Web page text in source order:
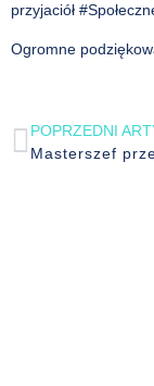
przyjaciół
Ogromne
POPRZEDNI
Masterszef